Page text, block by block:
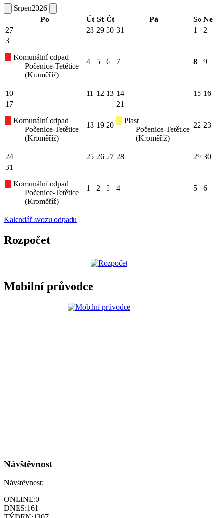
Srpen2026
Po
Út St Čt Pá So Ne
27
28 29 30 31 1
2
3
Komunální odpad
Počenice-Tetětice
(Kroměříž)
4 5 6 7 8 9
10 11 12 13 14 15 16
17
Komunální odpad
Počenice-Tetětice
(Kroměříž)
18 19 20
21
Plast
Počenice-Tetětice
(Kroměříž)
22 23
24 25 26 27 28 29 30
31
Komunální odpad
Počenice-Tetětice
(Kroměříž)
1 2 3 4 5 6
Kalendář svozu odpadu
Rozpočet
Mobilní průvodce
Návštěvnost
Návštěvnost:
ONLINE:0
DNES:161